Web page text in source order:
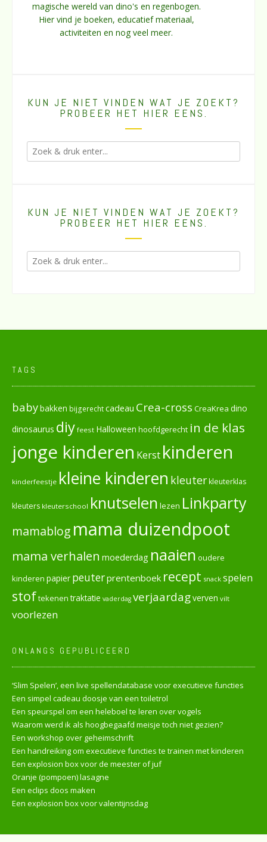
magische wereld van dino's en regenbogen.
Hier vind je boeken, educatief materiaal,
activiteiten en nog veel meer.
KUN JE NIET VINDEN WAT JE ZOEKT?
PROBEER HET HIER EENS.
KUN JE NIET VINDEN WAT JE ZOEKT?
PROBEER HET HIER EENS.
TAGS
babybakken bijgerechtcadeau Crea-cross CreaKrea dino
dinosaurus diy feest Halloween hoofdgerecht in de klas
jonge kinderen Kerst kinderen
kinderfeestje kleine kinderen kleuterkleuterklas
kleuters kleuterschool knutselen lezen Linkparty
mamablog mama duizendpoot
mama verhalen moederdag naaien oudere
kinderen papier peuterprentenboek recept snack spelen
stoftekenen traktatie vaderdag verjaardagverven vilt
voorlezen
ONLANGS GEPUBLICEERD
‘Slim Spelen’, een live spellendatabase voor executieve functies
Een simpel cadeau doosje van een toiletrol
Een speurspel om een heleboel te leren over vogels
Waarom werd ik als hoogbegaafd meisje toch niet gezien?
Een workshop over geheimschrift
Een handreiking om executieve functies te trainen met kinderen
Een explosion box voor de meester of juf
Oranje (pompoen) lasagne
Een eclips doos maken
Een explosion box voor valentijnsdag